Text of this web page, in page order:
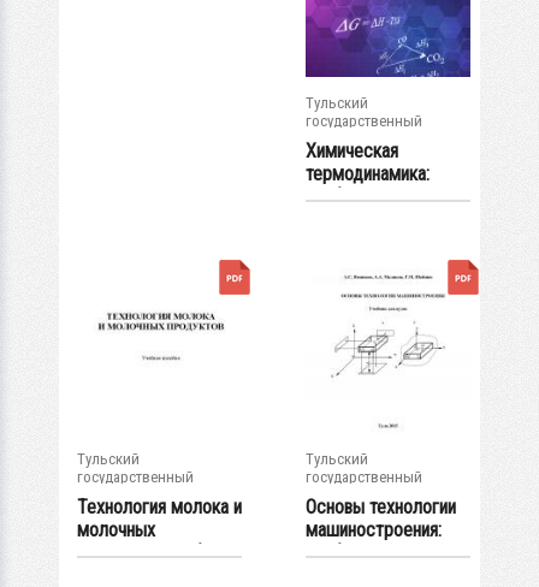
Тульский
государственный
университет
Химическая
термодинамика:
учебно-
Тульский
государственный
университет
Технология молока и
молочных
продуктов: учебное...
Тульский
государственный
университет
Основы технологии
машиностроения:
учебник